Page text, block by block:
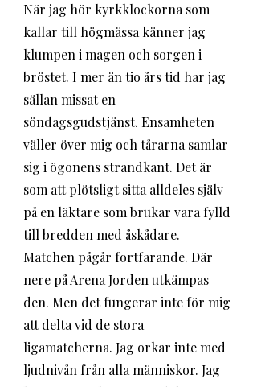
När jag hör kyrkklockorna som
kallar till högmässa känner jag
klumpen i magen och sorgen i
bröstet. I mer än tio års tid har jag
sällan missat en
söndagsgudstjänst. Ensamheten
väller över mig och tårarna samlar
sig i ögonens strandkant. Det är
som att plötsligt sitta alldeles själv
på en läktare som brukar vara fylld
till bredden med åskådare.
Matchen pågår fortfarande. Där
nere på Arena Jorden utkämpas
den. Men det fungerar inte för mig
att delta vid de stora
ligamatcherna. Jag orkar inte med
ljudnivån från alla människor. Jag